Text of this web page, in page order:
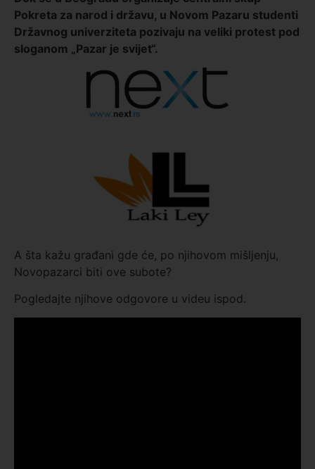
Pokreta za narod i državu, u Novom Pazaru studenti
Državnog univerziteta pozivaju na veliki protest pod
sloganom „Pazar je svijet“.
A šta kažu građani gde će, po njihovom mišljenju,
Novopazarci biti ove subote?
Pogledajte njihove odgovore u videu ispod.